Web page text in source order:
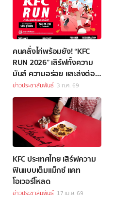
คนคลั่งไก่พร้อมยัง! “KFC
RUN 2026” เสิร์ฟทั้งความ
มันส์ ความอร่อย และส่งต่อ
โอกาสให้เด็กนอกระบบการ
ศึกษา
ข่าวประชาสัมพันธ์ 3 ก.ค. 69
KFC ประเทศไทย เสิร์ฟความ
ฟินแบบเต็มแม็กซ์ แคท
โอเวอร์โหลด
ข่าวประชาสัมพันธ์ 17 เม.ย. 69